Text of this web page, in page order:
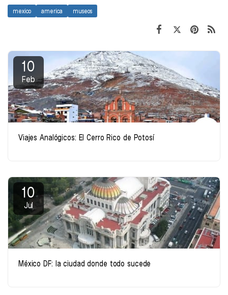
mexico america museos
10
Feb
Viajes Analógicos: El Cerro Rico de Potosí
10
Jul
México DF: la ciudad donde todo sucede